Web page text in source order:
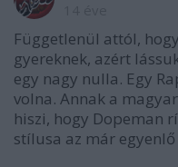
Függetlenül attól,
gyereknek, azért
egy nagy nulla. Egy
volna. Annak a
hiszi, hogy Dopeman
stílusa az már